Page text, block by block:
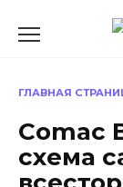
ГЛАВНАЯ
Comac
схема